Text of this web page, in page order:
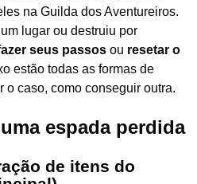
na Guilda dos Aventureiros.
lugar ou destruiu por
seus passos ou resetar o
estão todas as formas de
caso, como conseguir outra.
espada perdida
de itens do